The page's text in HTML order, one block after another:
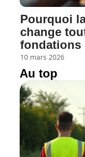
Pourquoi
change
fondations
10 mars 2026
Au top